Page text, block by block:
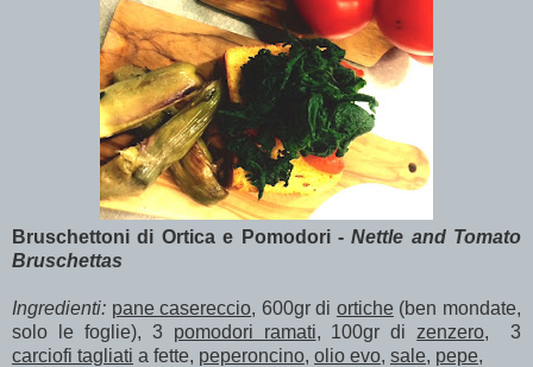
Bruschettoni di Ortica e Pomodori -Nettle and Tomato
Bruschettas
Ingredienti: pane casereccio, 600gr di ortiche(ben mondate,
solo le foglie), 3 pomodori ramati, 100gr di zenzero,
3
carciofi tagliati a fette, peperoncino, olio evo, sale, pepe,